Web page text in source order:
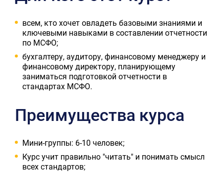
всем, кто хочет овладеть базовыми знаниями и
ключевыми навыками в составлении отчетности
по МСФО;
бухгалтеру, аудитору, финансовому менеджеру и
финансовому директору, планирующему
заниматься подготовкой отчетности в
стандартах МСФО.
Преимущества курса
Мини-группы: 6-10 человек;
Курс учит правильно "читать" и понимать смысл
всех стандартов;